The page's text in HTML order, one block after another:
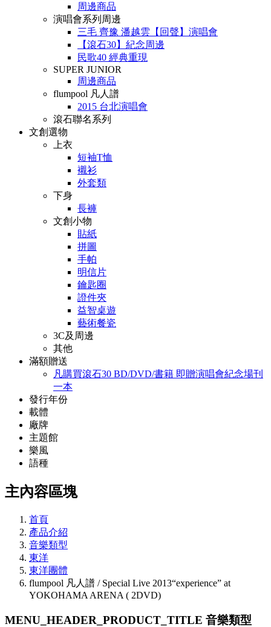
周邊商品
演唱會系列周邊
三毛 齊豫 潘越雲【回聲】演唱會
【滾石30】紀念周邊
民歌40 經典重現
SUPER JUNIOR
周邊商品
flumpool 凡人譜
2015 台北演唱會
滾石聯名系列
文創選物
上衣
短袖T恤
襯衫
外套類
下身
長褲
文創小物
貼紙
拼圖
手帕
明信片
鑰匙圈
證件夾
益智桌遊
藝術餐瓷
3C及周邊
其他
滿額贈送
凡購買滾石30 BD/DVD/書籍 即贈演唱會紀念場刊
一本
發行年份
載體
廠牌
主題館
樂風
語種
主內容區塊
首頁
產品介紹
音樂類型
東洋
東洋團體
flumpool 凡人譜 / Special Live 2013“experience” at
YOKOHAMA ARENA ( 2DVD)
MENU_HEADER_PRODUCT_TITLE 音樂類型